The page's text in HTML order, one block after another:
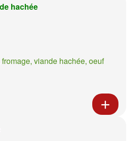
hachée
viande hachée, oeuf